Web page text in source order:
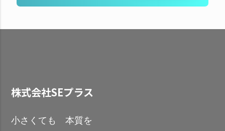
株式会社SEプラス
小さくても 本質を